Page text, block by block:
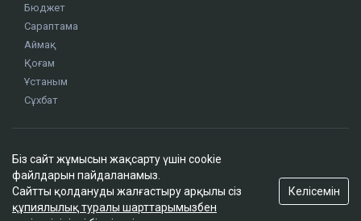
Бюджет
Сараптама
Аймақ
Қоғам
Ұстаным
Сұхбат
Жоба туралы
Сайт ережелері
Сайттағы жарнама
Біз сайт жұмысын жақсарту үшін cookie
файлдарын пайдаланамыз.
Сайтты қолдануды жалғастыру арқылы сіз
құпиялылық туралы шарттарымызбен
Келісемін